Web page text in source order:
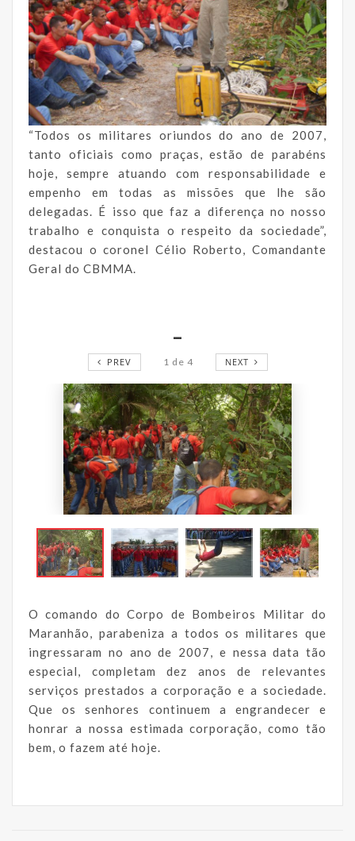
“Todos os militares oriundos do ano de 2007,
tanto oficiais como praças, estão de parabéns
hoje, sempre atuando com responsabilidade e
empenho em todas as missões que lhe são
delegadas. É isso que faz a diferença no nosso
trabalho e conquista o respeito da sociedade”,
destacou o coronel Célio Roberto, Comandante
Geral do CBMMA.
PREV 1 de 4 NEXT
O comando do Corpo de Bombeiros Militar do
Maranhão, parabeniza a todos os militares que
ingressaram no ano de 2007, e nessa data tão
especial, completam dez anos de relevantes
serviços prestados a corporação e a sociedade.
Que os senhores continuem a engrandecer e
honrar a nossa estimada corporação, como tão
bem, o fazem até hoje.